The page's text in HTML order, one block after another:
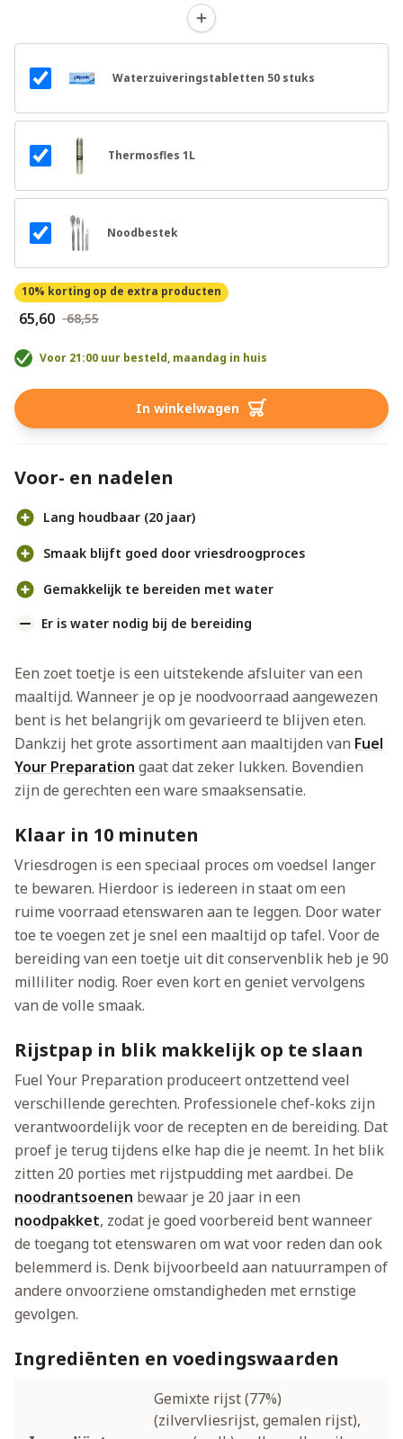
Waterzuiveringstabletten 50 stuks
Thermosfles 1L
Noodbestek
10% korting op de extra producten
€ 65,60 € 68,55
Voor 21:00 uur besteld, maandag in huis
In winkelwagen
Voor- en nadelen
Lang houdbaar (20 jaar)
Smaak blijft goed door vriesdroogproces
Gemakkelijk te bereiden met water
Er is water nodig bij de bereiding
Een zoet toetje is een uitstekende afsluiter van een
maaltijd. Wanneer je op je noodvoorraad aangewezen
bent is het belangrijk om gevarieerd te blijven eten.
Dankzij het grote assortiment aan maaltijden van Fuel
Your Preparation gaat dat zeker lukken. Bovendien
zijn de gerechten een ware smaaksensatie.
Klaar in 10 minuten
Vriesdrogen is een speciaal proces om voedsel langer
te bewaren. Hierdoor is iedereen in staat om een
ruime voorraad etenswaren aan te leggen. Door water
toe te voegen zet je snel een maaltijd op tafel. Voor de
bereiding van een toetje uit dit conservenblik heb je 90
milliliter nodig. Roer even kort en geniet vervolgens
van de volle smaak.
Rijstpap in blik makkelijk op te slaan
Fuel Your Preparation produceert ontzettend veel
verschillende gerechten. Professionele chef-koks zijn
verantwoordelijk voor de recepten en de bereiding. Dat
proef je terug tijdens elke hap die je neemt. In het blik
zitten 20 porties met rijstpudding met aardbei. De
noodrantsoenen bewaar je 20 jaar in een
noodpakket, zodat je goed voorbereid bent wanneer
de toegang tot etenswaren om wat voor reden dan ook
belemmerd is. Denk bijvoorbeeld aan natuurrampen of
andere onvoorziene omstandigheden met ernstige
gevolgen.
Ingrediënten en voedingswaarden
Gemixte rijst (77%)
(zilvervliesrijst, gemalen rijst),